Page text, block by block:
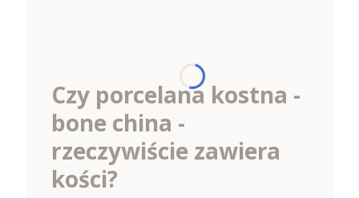
Czy porcelana kostna -
bone china -
rzeczywiście zawiera
kości?